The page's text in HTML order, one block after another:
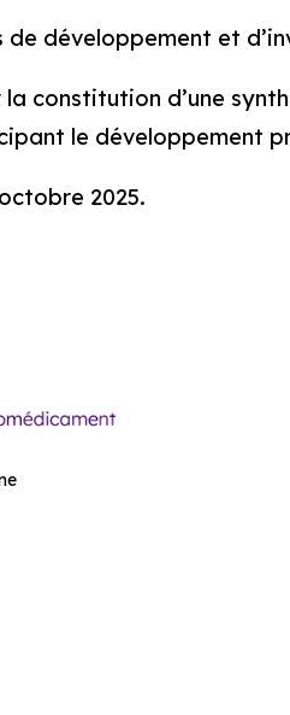
développement et
constitution d’une
le développement
2025.